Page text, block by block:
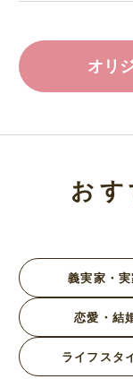
オリ
お
義実家・実
恋愛・結
ライフスタ